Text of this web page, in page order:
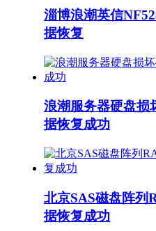
淄博浪潮英信
据恢复
浪潮服务器硬盘损
据恢复成功
北京SAS磁盘阵列
据恢复成功